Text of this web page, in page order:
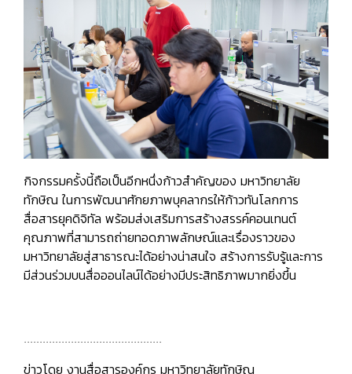
กิจกรรมครั้งนี้ถือเป็นอีกหนึ่งก้าวสำคัญของ มหาวิทยาลัย
ทักษิณ ในการพัฒนาศักยภาพบุคลากรให้ก้าวทันโลกการ
สื่อสารยุคดิจิทัล พร้อมส่งเสริมการสร้างสรรค์คอนเทนต์
คุณภาพที่สามารถถ่ายทอดภาพลักษณ์และเรื่องราวของ
มหาวิทยาลัยสู่สาธารณะได้อย่างน่าสนใจ สร้างการรับรู้และการ
มีส่วนร่วมบนสื่อออนไลน์ได้อย่างมีประสิทธิภาพมากยิ่งขึ้น
ข่าวโดย งานสื่อสารองค์กร มหาวิทยาลัยทักษิณ